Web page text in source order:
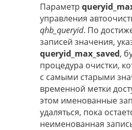
Параметр
управления
qhb_queryid. По
записей значения,
queryid_max_saved,
процедура очистки,
с самыми старыми
временной метки
этом именованные
удаляться, пока
неименованная